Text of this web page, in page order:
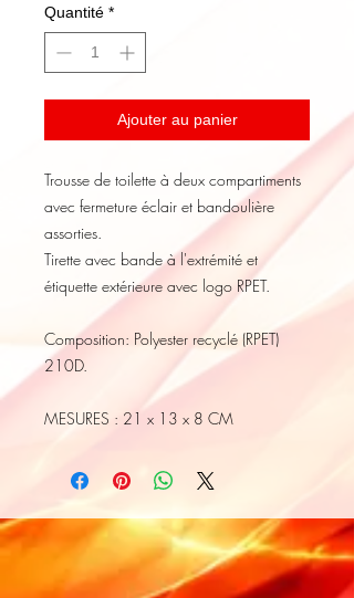
Quantité *
Ajouter au panier
Trousse de toilette à deux compartiments
avec fermeture éclair et bandoulière
assorties.
Tirette avec bande à l'extrémité et
étiquette extérieure avec logo RPET.
Composition: Polyester recyclé (RPET)
210D.
MESURES : 21 x 13 x 8 CM